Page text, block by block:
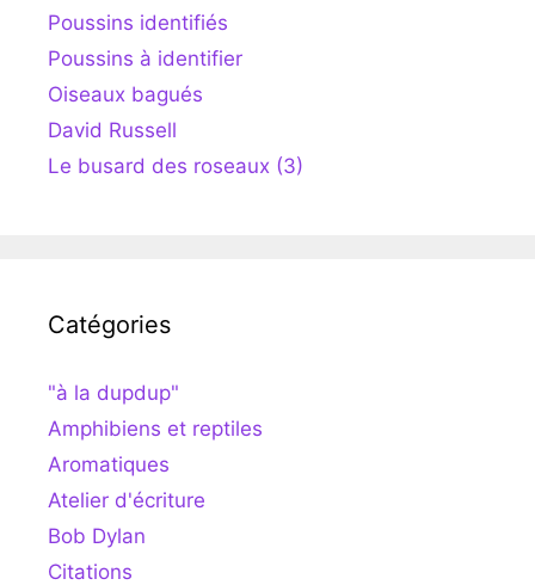
Poussins identifiés
Poussins à identifier
Oiseaux bagués
David Russell
Le busard des roseaux (3)
Catégories
"à la dupdup"
Amphibiens et reptiles
Aromatiques
Atelier d'écriture
Bob Dylan
Citations